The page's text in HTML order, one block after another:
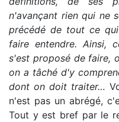
n'avançant rien qui ne
précédé de tout ce
faire entendre. Ainsi,
s'est proposé de faire,
on a tâché d'y
dont on doit traiter…
n'est pas un abrégé,
Tout y est bref par le